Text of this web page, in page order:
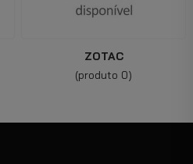
ZOTAC
(produto 0)